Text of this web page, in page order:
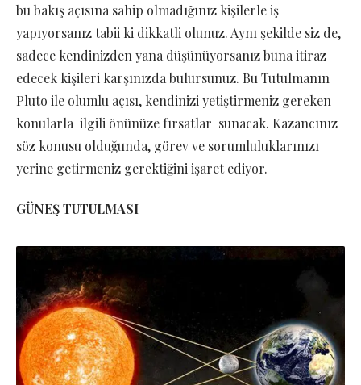
bu bakış açısına sahip olmadığınız kişilerle iş
yapıyorsanız tabii ki dikkatli olunuz. Aynı şekilde siz de,
sadece kendinizden yana düşünüyorsanız buna itiraz
edecek kişileri karşınızda bulursunuz. Bu Tutulmanın
Pluto ile olumlu açısı, kendinizi yetiştirmeniz gereken
konularla ilgili önünüze fırsatlar sunacak. Kazancınız
söz konusu olduğunda, görev ve sorumluluklarınızı
yerine getirmeniz gerektiğini işaret ediyor.
GÜNEŞ TUTULMASI